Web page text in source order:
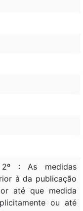
: As medidas
à da publicação
até que medida
ou até